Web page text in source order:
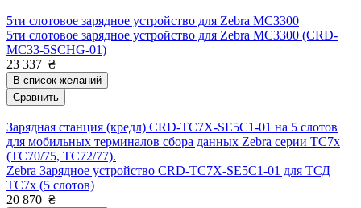
5ти слотовое зарядное устройство для Zebra MC3300
5ти слотовое зарядное устройство для Zebra MC3300 (CRD-
MC33-5SCHG-01)
23 337 ₴
В список желаний
Сравнить
Зарядная станция (кредл) CRD-TC7X-SE5C1-01 на 5 слотов
для мобильных терминалов сбора данных Zebra серии TC7x
(ТС70/75, ТС72/77).
Zebra Зарядное устройство CRD-TC7X-SE5C1-01 для ТСД
TC7x (5 слотов)
20 870 ₴